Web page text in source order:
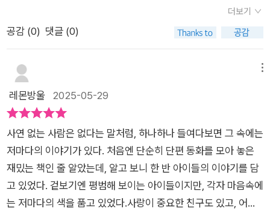
못 보냈다가는 평생 낚시바늘 끼운 채로 살아야 한다고.... 그러니
까 보내는 일도 정성껏 해야 하는 것이다. 이걸 깨달은 범준이. 점
까지의 이야기는 모두 이 학급 아이들의 이야기였던 것이다. 이
교실 구석구석을 카메라가 쭉 훑고 지나간다. 어느 장면에는 조금
더 머무르고 어느 장면은 금방 지나가지만 어느 곳 하나 놓치지
않고 꼼꼼하게 비춘다. 마지막엔 지하철 출근길에 내릴 곳을 놓쳐
서 지각하신 담임 선생님이 등장하는데, 나 이 선생님 너무 부러
워서 눈물이 날 뻔했잖아. 무려 이 교실은 6학년. 그런데 선생님
이 안 계셔도 교실은 평화롭고 구석구석 저마다의 모습으로 할 일
을 하거나 사이좋게 놀고 있다. 이 책의 화자가 사람이 아니어서
지만 현아와 나래는 성향이 잘 맞지 않는 아이였고, 문제가 생기
면 먼저 눈물을 보이는 현아 때문에 나래는 억울한 일도 많았다.
싶다. 엄마들의 의기투합으로 나래는 아무것도 모른 채 현악 사중
주를 들으러 가게 되고 갑작스러운 현아네의 동행이 반갑지 않은
데... 배가 아파 갑자기 들른 화장실에서 나래의 속마음을 엿들은
현아 엄마가 화를 내는 모습이 이 관계의 본질이라는 생각이 들었
다. 나래의 관점에서 서술되는 이 이야기를 따라가다 보면 현아가
참 밉고 정이 안가는 이기적인 아이인데 그 엄마도 마찬가지다.
자기 아이로 인해 불편한 마음을 갖는 나래를 보면서 내 아이를
돌아보려는 생각은 전혀 없다 세상에 그냥 친구도 아니고 어릴때
찾아 성장하는 이야기를 만나고 싶다면이 책을 추천한다
어있어 읽는동안 제 마음에도 다양한 감정이 들었습니다.8편의
이야기 중 기억에 남는 문장, 이야기 일부를 소개하려 합니다.무
아저씨에게 들키면 곤란한 상황이기에 급히 학교 운동장을 빠져
나온 아이들. 한 번만 더 차고 싶은 간절함에 친구들에게 무리한
부탁을 하지만 친구들이 건넌 한 마디'딱 한 번이지?''무회전 킥
아니라 제 심장도 두근두근 뛰었다는 사실!!!🌈 허수의 정체우리
가 당연하다고 생각했던 일들이 누군가에겐 당연한 것이 아닐 수
도 있다는 사실!표선 마을에서는 친구들을 부모님의 직업에 따라,
사는 아파트 단지에 따라 나누는데요. 그렇기에 일률적으로 명명
했던 자신들은 무채색으로, 정해놓은 틀에 맞지않고 통통 튀었던
더보기
공감 (0) 댓글 (0)
레몬방울 2025-05-29
사연 없는 사람은 없다는 말처럼, 하나하나 들여다보면 그 속에는
저마다의 이야기가 있다. 처음엔 단순히 단편 동화를 모아 놓은
재밌는 책인 줄 알았는데, 알고 보니 한 반 아이들의 이야기를 담
고 있었다. 겉보기엔 평범해 보이는 아이들이지만, 각자 마음속에
는 저마다의 색을 품고 있었다.사랑이 중요한 친구도 있고, 어떤